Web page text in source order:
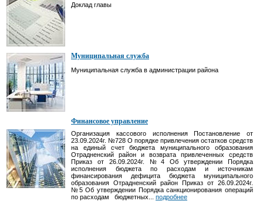
Доклад главы
Муниципальная служба
Муниципальная служба в администрации района
Финансовое управление
Организация кассового исполнения Постановление от
23.09.2024г. №728 О порядке привлечения остатков средств
на единый счет бюджета муниципального образования
Отрадненский район и возврата привлеченных средств
Приказ от 26.09.2024г. №4 Об утверждении Порядка
исполнения бюджета по расходам и источникам
финансирования дефицита бюджета муниципального
образования Отрадненский район Приказ от 26.09.2024г.
№5 Об утверждении Порядка санкционирования операций
по расходам бюджетных... подробнее